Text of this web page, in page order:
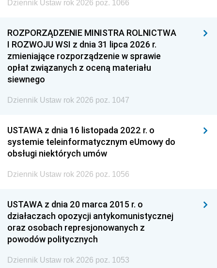
Dziennik Ustaw rok 2026 poz. 1066
ROZPORZĄDZENIE MINISTRA ROLNICTWA
I ROZWOJU WSI z dnia 31 lipca 2026 r.
zmieniające rozporządzenie w sprawie
opłat związanych z oceną materiału
siewnego
Dziennik Ustaw rok 2026 poz. 1047
USTAWA z dnia 16 listopada 2022 r. o
systemie teleinformatycznym eUmowy do
obsługi niektórych umów
Dziennik Ustaw rok 2026 poz. 1056
USTAWA z dnia 20 marca 2015 r. o
działaczach opozycji antykomunistycznej
oraz osobach represjonowanych z
powodów politycznych
Dziennik Ustaw rok 2026 poz. 1053